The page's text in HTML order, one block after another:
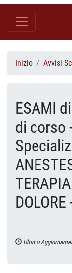
Inizio Avvisi
ESAMI
di corso
Ultimo